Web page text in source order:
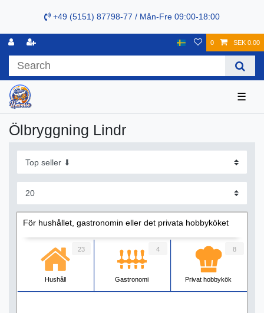
+49 (5151) 87798-77 / Mån-Fre 09:00-18:00
0 SEK 0.00
☰
Ölbryggning Lindr
För hushållet, gastronomin eller det privata hobbyköket
Hushåll
23
Gastronomi
4
Privat hobbykök
8